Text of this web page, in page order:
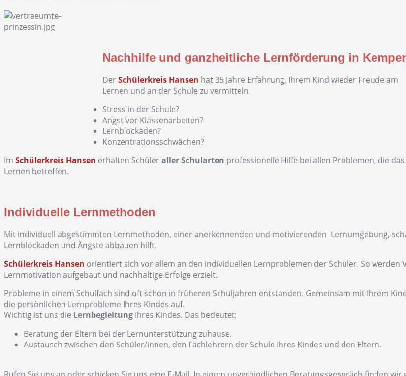
Nachhilfe und ganzheitliche Lernförderung in
DerSchülerkreis Hansen hat 35 Jahre Erfahrung, Ihrem Kind wieder Freude am
Lernen und an der Schule zu vermitteln.
Stress in der Schule?
Angst vor Klassenarbeiten?
Lernblockaden?
Konzentrationsschwächen?
Im Schülerkreis Hansen erhalten Schüleraller Schularten professionelle Hilfe bei allen Problemen, die das
Lernen betreffen.
Individuelle Lernmethoden
Mit individuell abgestimmten Lernmethoden, einer anerkennenden und motivierenden Lernumgebung,
Lernblockaden und Ängste abbauen hilft.
Schülerkreis Hansen orientiert sich vor allem an den individuellen Lernproblemen der Schüler. So
Lernmotivation aufgebaut und nachhaltige Erfolge erzielt.
Probleme in einem Schulfach sind oft schon in früheren Schuljahren entstanden. Gemeinsam mit Ihrem
die persönlichen Lernprobleme Ihres Kindes auf.
Wichtig ist uns die Lernbegleitung Ihres Kindes. Das bedeutet:
Beratung der Eltern bei der Lernunterstützung zuhause.
Austausch zwischen den Schüler/innen, den Fachlehrern der Schule Ihres Kindes und den Eltern.